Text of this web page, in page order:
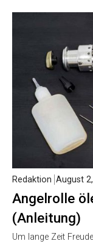
Angelrolle
(Anleitung)
Redaktion August
Um lange Zeit